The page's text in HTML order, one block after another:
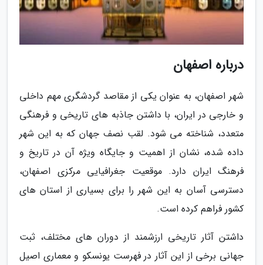
درباره اصفهان
شهر اصفهان، به عنوان یکی از مقاصد گردشگری مهم داخلی
و خارجی در ایران، با داشتن جاذبه های تاریخی و فرهنگی
متعدد، شناخته می شود. لقب نصف جهان که به این شهر
داده شده، نشان از اهمیت و جایگاه ویژه آن در تاریخ و
فرهنگ ایران دارد. موقعیت جغرافیایی مرکزی اصفهان،
دسترسی آسان به این شهر را برای بسیاری از استان های
کشور فراهم کرده است.
داشتن آثار تاریخی ارزشمند از دوران های مختلف، ثبت
جهانی برخی از این آثار در فهرست یونسکو و معماری اصیل